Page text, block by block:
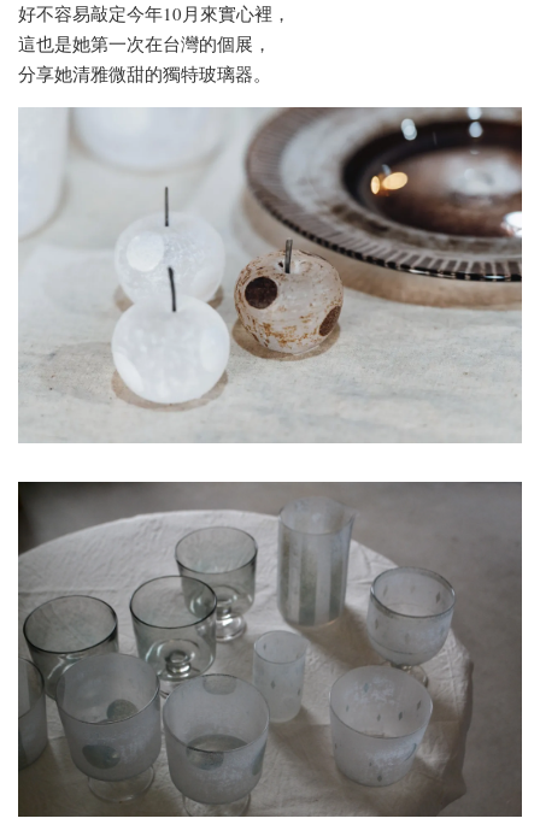
好不容易敲定今年10月來實心裡，
這也是她第一次在台灣的個展，
分享她清雅微甜的獨特玻璃器。